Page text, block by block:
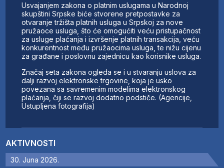
AKTIVNOSTI
30. Juna 2026.
Usvajanjem zakona o platnim uslugama u Narodnoj
skupštini Srpske biće stvorene pretpostavke za
otvaranje tržišta platnih usluga u Srpskoj za nove
pružaoce usluga, što će omogućiti veću pristupačnost
za usluge plaćanja i izvršenje platnih transakcija, veću
konkurentnost među pružaocima usluga, te nižu cijenu
za građane i poslovnu zajednicu kao korisnike usluga.
Značaj seta zakona ogleda se i u stvaranju uslova za
dalji razvoj elektronske trgovine, koja je usko
povezana sa savremenim modelima elektronskog
plaćanja, čiji se razvoj dodatno podstiče. (Agencije,
Ustupljena fotografija)